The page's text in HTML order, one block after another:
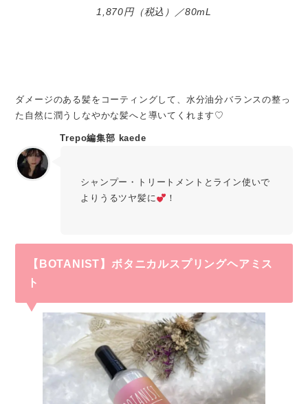
1,870円（税込）／80mL
ダメージのある髪をコーティングして、水分油分バランスの整っ
た自然に潤うしなやかな髪へと導いてくれます♡
Trepo編集部 kaede
シャンプー・トリートメントとライン使いで
よりうるツヤ髪に
！
【BOTANIST】 ボタニカルスプリングヘアミス
ト